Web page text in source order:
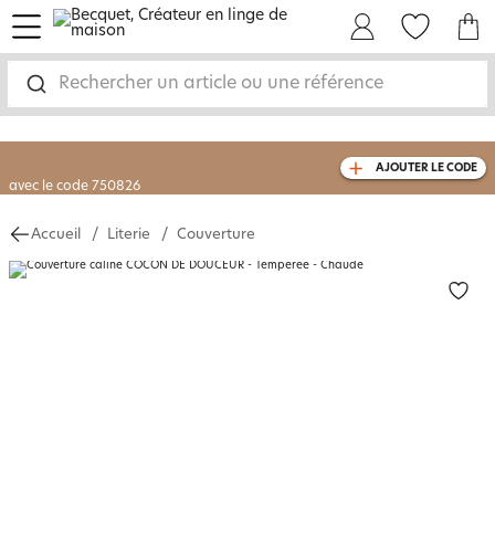
Rechercher un article ou une référence
menu
-30% sur votre commandedès 2 articles
achetés
livraison GRATUITEdès 110€ d'achat(1)
AJOUTER LE CODE
Accueil Literie Couverture